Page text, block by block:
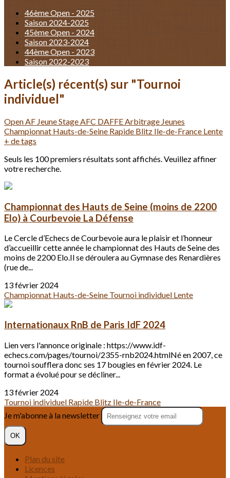
46ème Open - 2025
Saison 2024-2025
45ème Open - 2024
Saison 2023-2024
44ème Open - 2023
Saison 2022-2023
Article(s) récent(s) sur "Tournoi
individuel"
OpenAF JeuneStageAFC DAFFEArbitrage Jeunes
Championnat Hauts-de-Seine Rapide Blitz Ile-de-France Lente
+ de tags
Seuls les 100 premiers résultats sont affichés. Veuillez affiner
votre recherche.
Championnat des Hauts de Seine (moins de 2200
Elo) à Courbevoie La Défense
Le Cercle d’Echecs de Courbevoie aura le plaisir et l’honneur
d’accueillir cette année le championnat des Hauts de Seine des
moins de 2200 Elo.Il se déroulera au Gymnase des Renardières
(rue de...
13 février 2024
Championnat Hauts-de-Seine Tournoi individuel Lente
Internationaux RnB de Paris IdF 2024
Lien vers l'annonce originale : https://www.idf-
echecs.com/pages/tournoi/2355-rnb2024.htmlNé en 2007, ce
tournoi soufflera donc ses 17 bougies en février 2024. Le
format a évolué pour se décliner...
13 février 2024
Tournoi individuel Rapide Blitz Ile-de-France
Je m'abonne à la newsletter
OK
Plan du site
Licences